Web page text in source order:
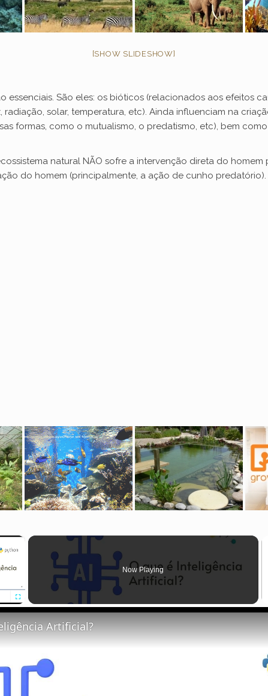
[SHOW SLIDESHOW]
essenciais. São eles: os bióticos (relacionados aos efeitos
solar, temperatura, etc). Ainda influenciam na
formas, como o mutualismo, o predatismo, etc), bem
natural NÃO sofre a intervenção direta do homem
do homem (principalmente, a ação de cunho predatório).
×
Now Playing
Artificial?